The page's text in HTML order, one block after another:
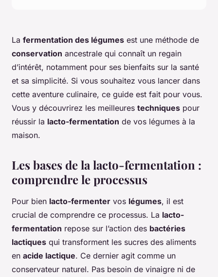
La fermentation des légumes est une méthode de
conservation ancestrale qui connaît un regain
d’intérêt, notamment pour ses bienfaits sur la santé
et sa simplicité. Si vous souhaitez vous lancer dans
cette aventure culinaire, ce guide est fait pour vous.
Vous y découvrirez les meilleures techniques pour
réussir la lacto-fermentation de vos légumes à la
maison.
Les bases de la lacto-fermentation :
comprendre le processus
Pour bien lacto-fermenter vos légumes, il est
crucial de comprendre ce processus. La lacto-
fermentation repose sur l’action des bactéries
lactiques qui transforment les sucres des aliments
en acide lactique. Ce dernier agit comme un
conservateur naturel. Pas besoin de vinaigre ni de